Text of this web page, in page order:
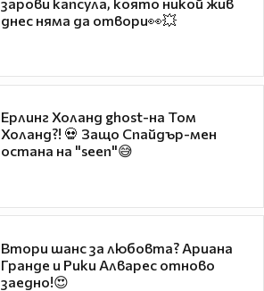
днес няма да отвори👀💥
Ерлинг Холанд ghost-на Том
Холанд?! 💀 Защо Спайдър-мен
остана на "seen"😅
Втори шанс за любовта? Ариана
Гранде и Рики Алварес отново
заедно!😍